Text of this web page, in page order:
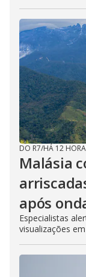
DO R7/HÁ 12
Malásia
após
Especialistas
visualizações